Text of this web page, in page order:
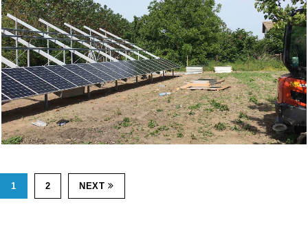
1 2 NEXT